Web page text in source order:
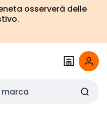
osserverà delle